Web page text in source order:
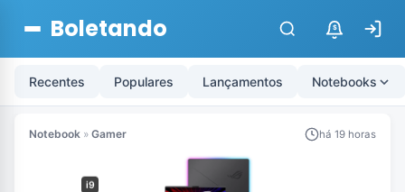
Boletando $
Recentes Populares Lançamentos Notebooks
Notebook » Gamer há 19 horas
i9